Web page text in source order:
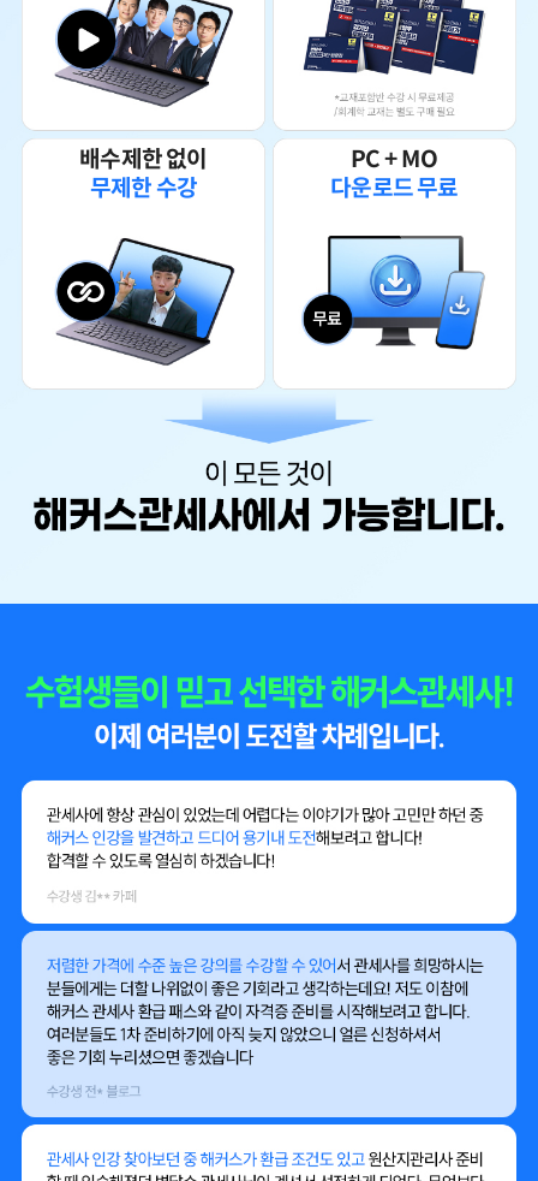
배수제한 없이
무제한 수강
PC + MO
다운로드 무료
내가 해커스인강을 정한 이유는
-내가 원하는 시간,장소에서 들을 수 있다는 장점
-나의 부족한 이해도를 위해 무한 반복 시청 가능
-관세사 자격증 공부를 끝까지 할 자신이 없는 나는 금액적인 부담+끝까
지 인강 시청에 대한 동기부여(환급해주니깐ㅎ)
수강생 임** 블로그
그동안 방랑유목민으로 여기저기 다른 학원 찾아다니던 시절은 모두 안
해커스라면 공부에 관련해서는 믿고 수강하는 곳이니깐요!
실력있는 선생님들이 1차강의부터 2차강의까지 하신다고 하네요!
환급반 신청하면 2차 기본강의도 준다고 하는데...! 아직 수강신청안하셨
다면 추천드립니다.
환급반뿐만 아니라, 다양한 단과수업도 있네요.
5개년 기출문제도 풀이해주는 기출문제 강의도 있고, 기대한만큼 알찬
런칭..!
해커스관세사에서 시험준비해보시는 것 추천드립니다.
​무료 강의도 7일간 수강 가능 해서 1차 합격반 무료 강의를 신청해서 바로
들어보았다.
처음 시작하는 나에게도 이해가 잘 되게 설명해 주는 강사님들, 방대한 학
해커스와 함께라면 꾸준히만 한다면 합격도 문제 없을 것 같다는 믿음이
들었다.
게다가 합격 후 수강료 100% 환급, 환급반 소문만 내도 10만원 할인권
까지 준다니!
​관세사 시험을 결심한 이상 수강 신청 안할 이유가 없다.
​해커스 관세사와 함께 1차 합격 GOGO~
수강생 박** 블로그
관세사를 준비하려고 여기저기 알아보던 중 해커스 관세사를 알게되었
솔직히 처음엔 다른학원들을 생각했지만 배수제한 걸려있는데도 비용이
만만치 않았다.
그러던 중 해커스를 알게되었고 라인업도 보니까 무려 회계에서 정윤돈